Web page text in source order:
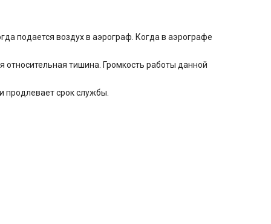
подается воздух в аэрограф. Когда в аэрографе
относительная тишина. Громкость работы данной
продлевает срок службы.